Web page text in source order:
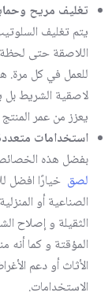
تغليف مريح
يتم تغليف
اللاصقة حتى
للعمل في كل مرة.
لاصقية الشريط بل
يعزز من عمر
استخدامات
بفضل هذه
لصق خيارًا افضل
الصناعية أو
الثقيلة و إصلاح
المؤقتة و كما أنه
الأثاث أو دعم
الاستخدامات.